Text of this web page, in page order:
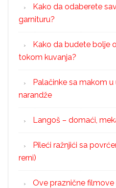
Kako da odaberete
garnituru?
Kako da budete bolje
tokom kuvanja?
Palačinke sa makom
narandže
Langoš – domaći,
Pileći ražnjići sa
rerni)
Ove praznične